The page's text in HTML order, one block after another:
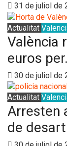
31 de juliol de
Actualitat
València
euros
30 de juliol de
Actualitat
Arresten
de